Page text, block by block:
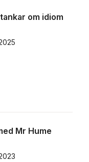
om idiom
antal röster:
Mr Hume